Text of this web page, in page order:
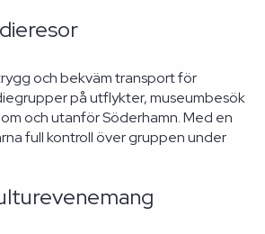
och bekväm transport för
på utflykter, museumbesök
och utanför Söderhamn. Med en
full kontroll över gruppen under